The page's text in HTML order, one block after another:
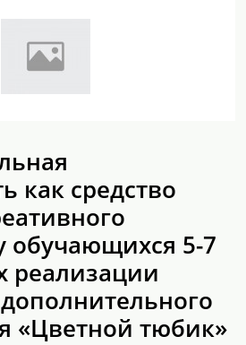
как средство
5-7
реализации
«Цветной тюбик»